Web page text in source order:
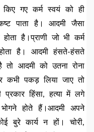
किए गए कर्म स्वयं को ही
पाता है। आदमी जैसा
है।प्राणी जो भी कर्म
है। आदमी हंसते-हंसते
आदमी को उतना रोना
कभी पकड़ लिया जाए तो
हिंसा, हत्या में लगे
होते हैं।आदमी अपने
बुरे कार्य न हों। चोरी,